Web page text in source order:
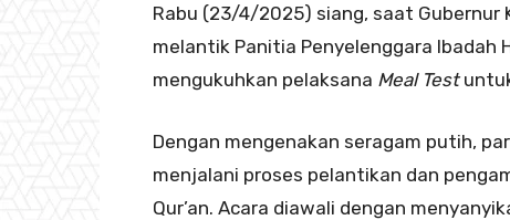
Rabu (23/4/2025) siang, saat Gubernur
melantik Panitia Penyelenggara Ibadah
mengukuhkan pelaksana Meal Test
Dengan mengenakan seragam putih,
menjalani proses pelantikan dan
Qur’an. Acara diawali dengan